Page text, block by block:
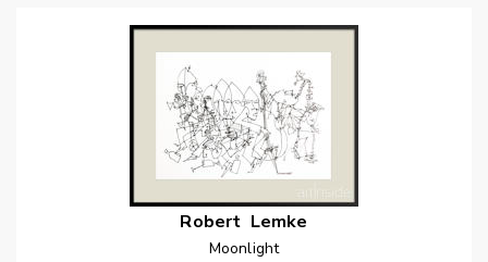
Robert Lemke
Moonlight